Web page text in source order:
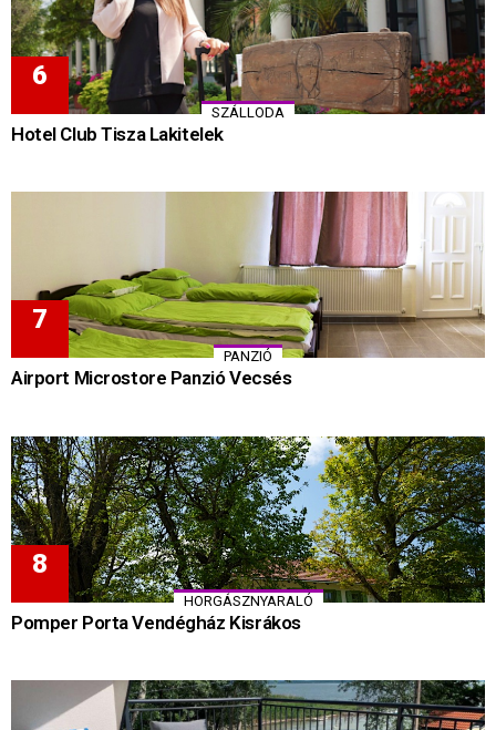
SZÁLLODA
Hotel Club Tisza Lakitelek
PANZIÓ
Airport Microstore Panzió Vecsés
HORGÁSZNYARALÓ
Pomper Porta Vendégház Kisrákos